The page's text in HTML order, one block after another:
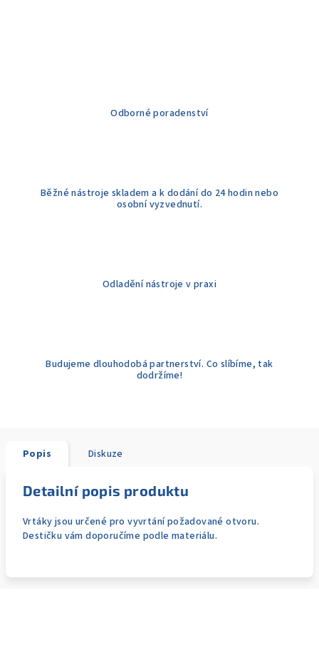
Odborné poradenství
Běžné nástroje skladem a k dodání do 24 hodin nebo
osobní vyzvednutí.
Odladění nástroje v praxi
Budujeme dlouhodobá partnerství. Co slíbíme, tak
dodržíme!
Popis Diskuze
Detailní popis produktu
Vrtáky jsou určené pro vyvrtání požadované otvoru.
Destičku vám doporučíme podle materiálu.